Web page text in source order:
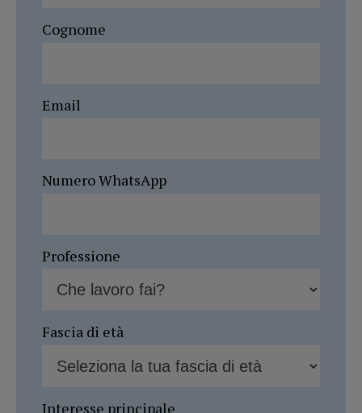
Cognome
Email
Numero WhatsApp
Professione
Fascia di età
Interesse principale